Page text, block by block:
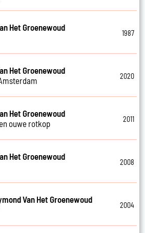
Het Groenewoud
1987
Het Groenewoud
2020
Het Groenewoud
ouwe rotkop
2011
Het Groenewoud
2008
Van Het Groenewoud
2004